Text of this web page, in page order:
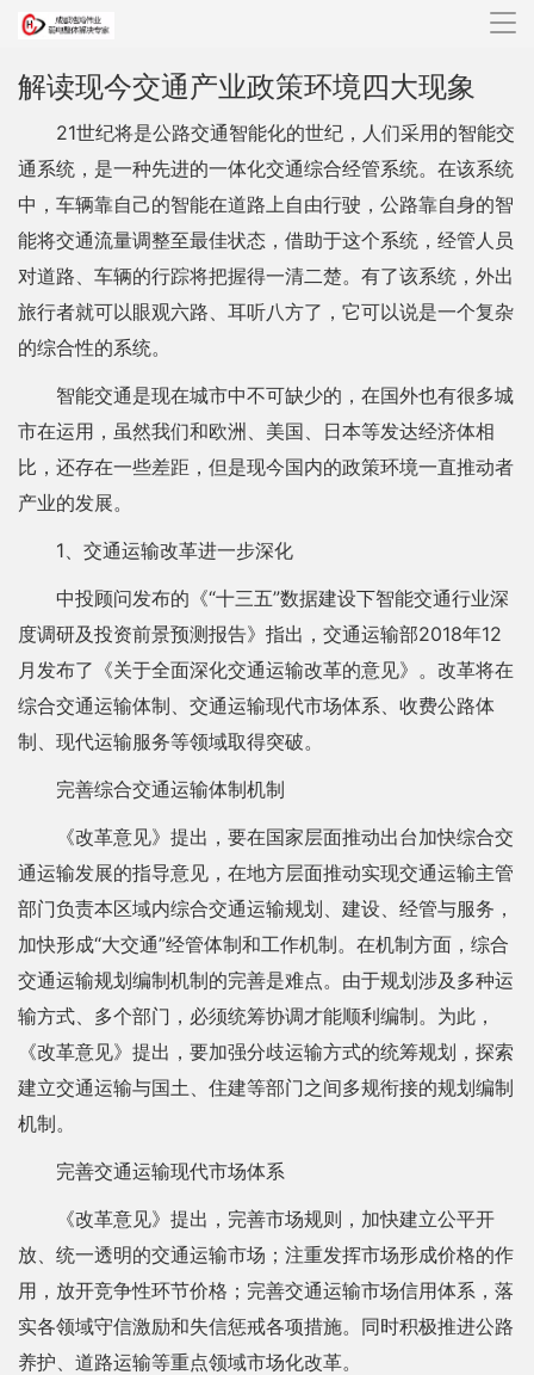
导
解读现今交通产业政策环境四大现象
21世纪将是公路交通智能化的世纪，人们采用的智能交
通系统，是一种先进的一体化交通综合经管系统。在该系统
中，车辆靠自己的智能在道路上自由行驶，公路靠自身的智
能将交通流量调整至最佳状态，借助于这个系统，经管人员
对道路、车辆的行踪将把握得一清二楚。有了该系统，外出
旅行者就可以眼观六路、耳听八方了，它可以说是一个复杂
的综合性的系统。
智能交通是现在城市中不可缺少的，在国外也有很多城
市在运用，虽然我们和欧洲、美国、日本等发达经济体相
比，还存在一些差距，但是现今国内的政策环境一直推动者
产业的发展。
1、交通运输改革进一步深化
中投顾问发布的《“十三五”数据建设下智能交通行业深
度调研及投资前景预测报告》指出，交通运输部2018年12
月发布了《关于全面深化交通运输改革的意见》。改革将在
综合交通运输体制、交通运输现代市场体系、收费公路体
制、现代运输服务等领域取得突破。
完善综合交通运输体制机制
《改革意见》提出，要在国家层面推动出台加快综合交
通运输发展的指导意见，在地方层面推动实现交通运输主管
部门负责本区域内综合交通运输规划、建设、经管与服务，
加快形成“大交通”经管体制和工作机制。在机制方面，综合
交通运输规划编制机制的完善是难点。由于规划涉及多种运
输方式、多个部门，必须统筹协调才能顺利编制。为此，
《改革意见》提出，要加强分歧运输方式的统筹规划，探索
建立交通运输与国土、住建等部门之间多规衔接的规划编制
机制。
完善交通运输现代市场体系
《改革意见》提出，完善市场规则，加快建立公平开
放、统一透明的交通运输市场；注重发挥市场形成价格的作
用，放开竞争性环节价格；完善交通运输市场信用体系，落
实各领域守信激励和失信惩戒各项措施。同时积极推进公路
养护、道路运输等重点领域市场化改革。